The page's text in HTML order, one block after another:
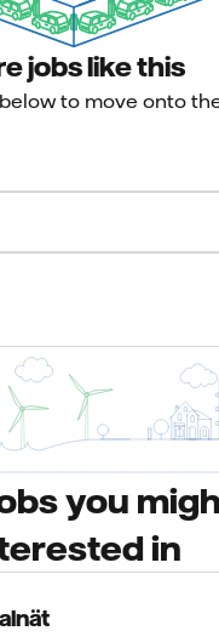
jobs like this
to move onto
you
in